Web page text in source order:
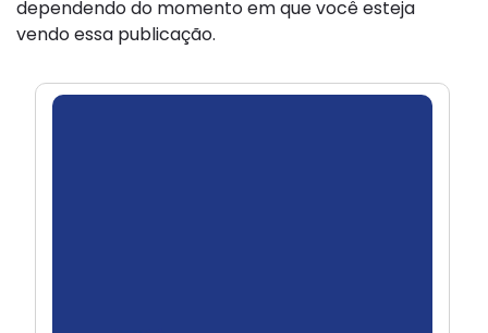
dependendo do momento em que você esteja
vendo essa publicação.